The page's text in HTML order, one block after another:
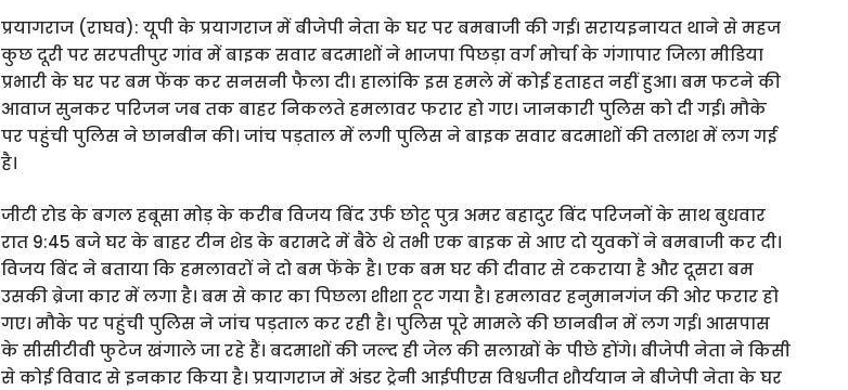
प्रयागराज (राघव): यूपी के प्रयागराज में बीजेपी नेता के घर पर बमबाजी की गई। सराय‌इनायत थाने से महज
कुछ दूरी पर सरपतीपुर गांव में बाइक सवार बदमाशों ने भाजपा पिछड़ा वर्ग मोर्चा के गंगापार जिला मीडिया
प्रभारी के घर पर बम फेंक कर सनसनी फैला दी। हालांकि इस हमले में कोई हताहत नहीं हुआ। बम फटने की
आवाज सुनकर परिजन जब तक बाहर निकलते हमलावर फरार हो गए। जानकारी पुलिस को दी गई। मौके
पर पहुंची पुलिस ने छानबीन की। जांच पड़ताल में लगी पुलिस ने बाइक सवार बदमाशों की तलाश में लग गई
है।
जीटी रोड के बगल हबूसा मोड़ के करीब विजय बिंद उर्फ छोटू पुत्र अमर बहादुर बिंद परिजनों के साथ बुधवार
रात 9:45 बजे घर के बाहर टीन शेड के बरामदे में बैठे थे तभी एक बाइक से आए दो युवकों ने बमबाजी कर दी।
विजय बिंद ने बताया कि हमलावरों ने दो बम फेंके है। एक बम घर की दीवार से टकराया है और दूसरा बम
उसकी ब्रेजा कार में लगा है। बम से कार का पिछला शीशा टूट गया है। हमलावर हनुमानगंज की ओर फरार हो
गए। मौके पर पहुंची पुलिस ने जांच पड़ताल कर रही है। पुलिस पूरे मामले की छानबीन में लग गई। आसपास
के सीसीटीवी फुटेज खंगाले जा रहे हैं। बदमाशों की जल्द ही जेल की सलाखों के पीछे होंगे। बीजेपी नेता ने किसी
से कोई विवाद से इनकार किया है। प्रयागराज में अंडर ट्रेनी आईपीएस विश्वजीत शौर्ययान ने बीजेपी नेता के घर